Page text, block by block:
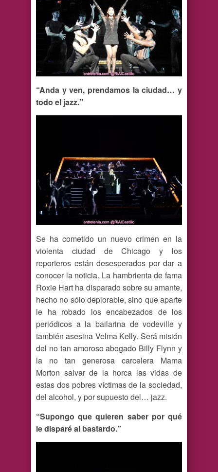
“Anda y ven, prendamos la ciudad… y
todo el jazz.”
Se ha cometido un nuevo crimen en la
violenta ciudad de Chicago y los
reporteros están desesperados por dar a
conocer la noticia. La hambrienta de fama
Roxie Hart ha disparado sobre su amante,
hecho no sólo deplorable, sino que aparte
le ha robado los encabezados de los
periódicos a la bailarina de vodeville y
también asesina Velma Kelly. Será misión
del no tan amoroso abogado Billy Flynn y
la no tan generosa carcelera Mama
Morton salvar de la horca las vidas de
estas dos pobres víctimas de la sociedad,
del alcohol, y por supuesto del… jazz.
“Supongo que quieren saber por qué
le disparé al bastardo.”